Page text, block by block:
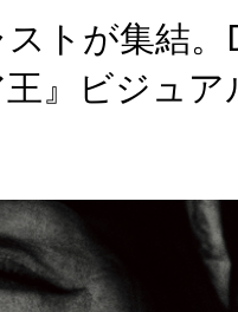
トが集結。
』ビジュア